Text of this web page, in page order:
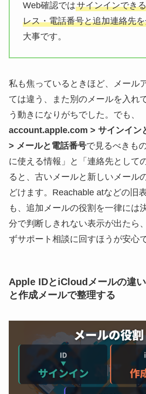
Web確認ではサインインでき
レス・電話番号と追加連絡先
大事です。
私も焦っているときほど、メール
ては違う、また別のメールを入れ
う動きになりがちでした。でも、
account.apple.com > サインイン
> メールと電話番号で見るべきも
に使える情報」と「連絡先として
ると、古いメールと新しいメール
どけます。Reachable atなどの旧
も、追加メールの役割を一律には
分で判断しきれない表示が出たら
ずサポート相談に回すほうが安心で
Apple IDとiCloudメールの違
と作成メールで整理する